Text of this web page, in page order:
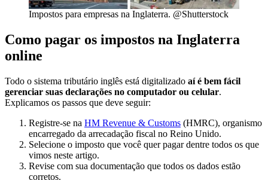
Impostos para empresas na Inglaterra. @Shutterstock
Como pagar os impostos na Inglaterra
online
Todo o sistema tributário inglês está digitalizado aí é bem fácil
gerenciar suas declarações no computador ou celular.
Explicamos os passos que deve seguir:
Registre-se na HM Revenue & Customs (HMRC), organismo
encarregado da arrecadação fiscal no Reino Unido.
Selecione o imposto que você quer pagar dentre todos os que
vimos neste artigo.
Revise com sua documentação que todos os dados estão
corretos.